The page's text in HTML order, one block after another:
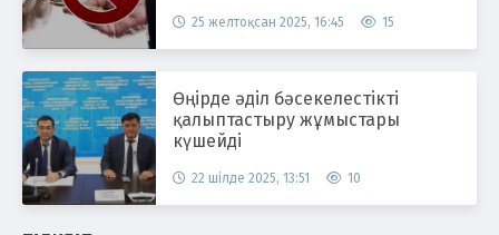
25 желтоқсан 2025, 16:45 15
Өңірде әділ бәсекелестікті
қалыптастыру жұмыстары
күшейді
22 шілде 2025, 13:51 10